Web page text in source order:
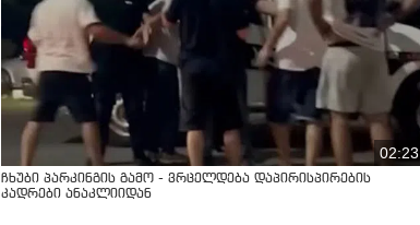
02:23
ჩხუბი პარკინგის გამო - ვრცელდება დაპირისპირების
კადრები ანაკლიიდან